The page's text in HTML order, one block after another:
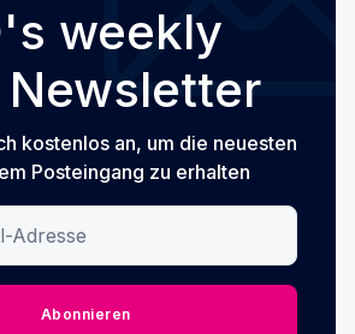
weekly
kostenlos an, um die neuesten
Posteingang zu erhalten
Abonnieren